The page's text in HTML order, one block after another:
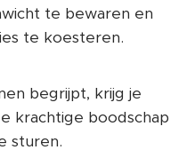
te bewaren en
te koesteren.
begrijpt, krijg je
krachtige boodschap
sturen.